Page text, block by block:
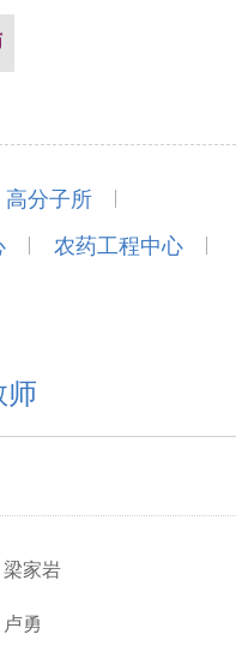
高分子所
农药工程中心
师
梁家岩
卢勇